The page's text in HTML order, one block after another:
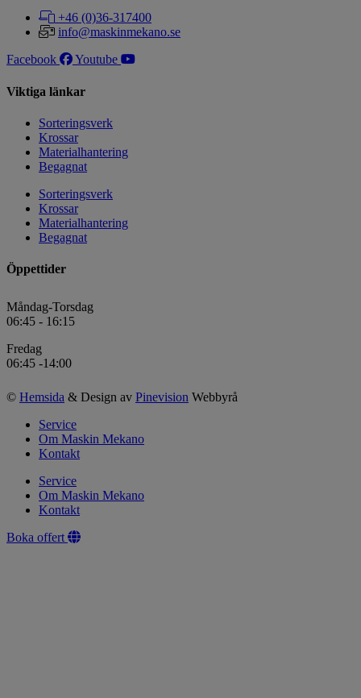
+46 (0)36-317400
info@maskinmekano.se
Facebook
Youtube
Viktiga länkar
Sorteringsverk
Krossar
Materialhantering
Begagnat
Sorteringsverk
Krossar
Materialhantering
Begagnat
Öppettider
Måndag-Torsdag
06:45 - 16:15
Fredag
06:45 -14:00
© Hemsida & Design av Pinevision Webbyrå
Service
Om Maskin Mekano
Kontakt
Service
Om Maskin Mekano
Kontakt
Boka offert